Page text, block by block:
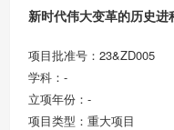
新时代伟大变革的历史
项目批准号：23&ZD005
学科：-
立项年份：-
项目类型：重大项目